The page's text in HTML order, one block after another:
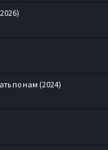
(2773)
по нам (2024)